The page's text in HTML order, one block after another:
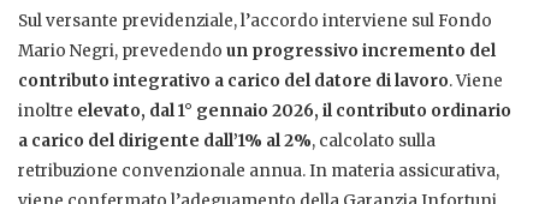
Sul versante previdenziale, l’accordo interviene sul Fondo
Mario Negri, prevedendo un progressivo incremento del
contributo integrativo a carico del datore di lavoro. Viene
inoltre elevato, dal 1° gennaio 2026, il contributo ordinario
a carico del dirigente dall’1% al 2%, calcolato sulla
retribuzione convenzionale annua. In materia assicurativa,